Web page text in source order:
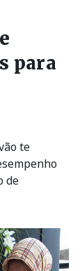
para
te
de